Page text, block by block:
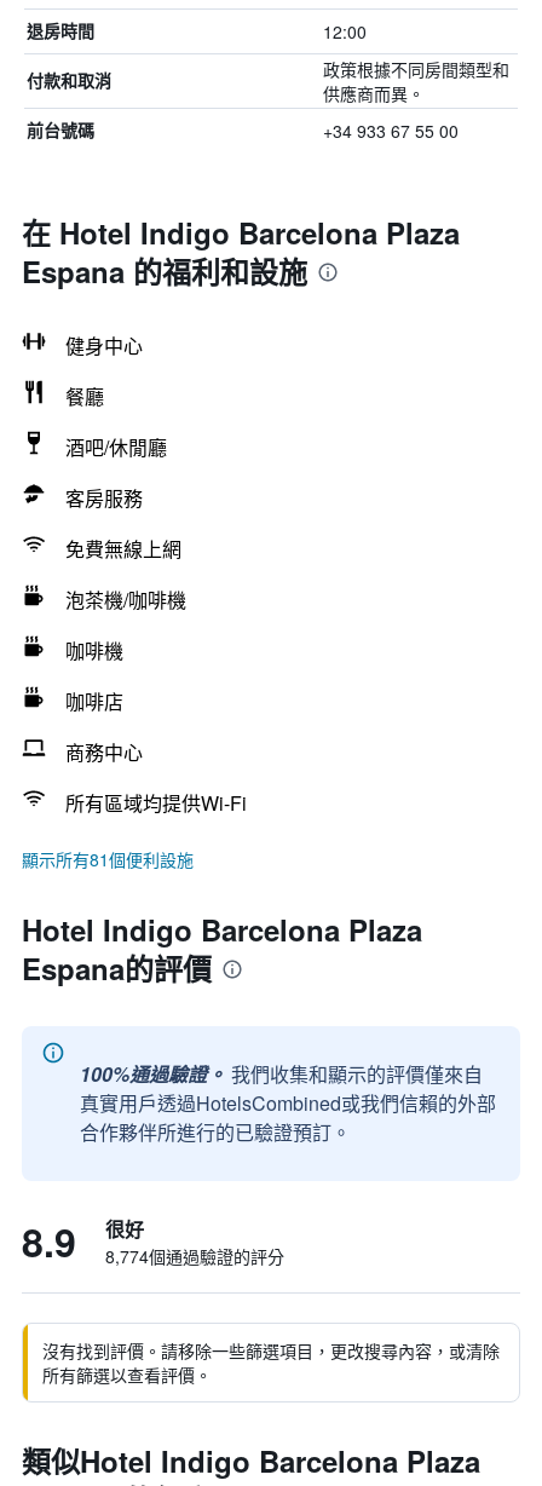
退房時間 12:00
付款和取消
政策根據不同房間類型和
供應商而異。
前台號碼 +34 933 67 55 00
在 Hotel Indigo Barcelona Plaza
Espana 的福利和設施
健身中心
餐廳
酒吧/休閒廳
客房服務
免費無線上網
泡茶機/咖啡機
咖啡機
咖啡店
商務中心
所有區域均提供Wi-Fi
顯示所有81個便利設施
Hotel Indigo Barcelona Plaza
Espana的評價
100%通過驗證。 我們收集和顯示的評價僅來自
真實用戶透過HotelsCombined或我們信賴的外部
合作夥伴所進行的已驗證預訂。
8.9 很好
8,774個通過驗證的評分
沒有找到評價。請移除一些篩選項目，更改搜尋內容，或清除
所有篩選以查看評價。
類似Hotel Indigo Barcelona Plaza